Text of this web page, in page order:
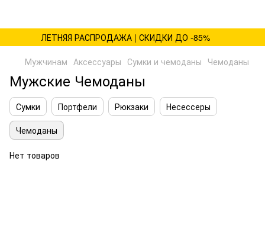
ЛЕТНЯЯ РАСПРОДАЖА | СКИДКИ ДО -85%
Мужчинам Аксессуары Сумки и чемоданы Чемоданы
Мужские Чемоданы
Сумки Портфели Рюкзаки
Несессеры
Чемоданы
Нет товаров